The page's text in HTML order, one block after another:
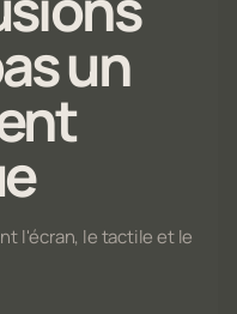
un
l'écran, le tactile et le